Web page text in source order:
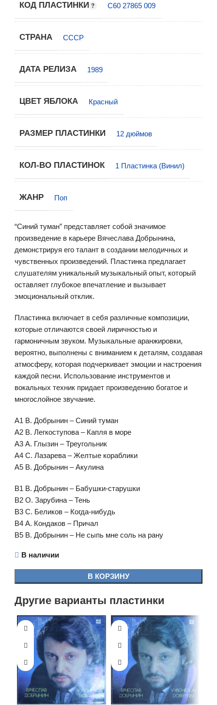
КОД ПЛАСТИНКИ С60 27865 009
СТРАНА СССР
ДАТА РЕЛИЗА 1989
ЦВЕТ ЯБЛОКА Красный
РАЗМЕР ПЛАСТИНКИ 12 дюймов
КОЛ-ВО ПЛАСТИНОК 1 Пластинка (Винил)
ЖАНР Поп
“Синий туман” представляет собой значимое
произведение в карьере Вячеслава Добрынина,
демонстрируя его талант в создании мелодичных и
чувственных произведений. Пластинка предлагает
слушателям уникальный музыкальный опыт, который
оставляет глубокое впечатление и вызывает
эмоциональный отклик.
Пластинка включает в себя различные композиции,
которые отличаются своей лиричностью и
гармоничным звуком. Музыкальные аранжировки,
вероятно, выполнены с вниманием к деталям, создавая
атмосферу, которая подчеркивает эмоции и настроения
каждой песни. Использование инструментов и
вокальных техник придает произведению богатое и
многослойное звучание.
А1 В. Добрынин – Синий туман
А2 В. Легкоступова – Капля в море
А3 А. Глызин – Треугольник
А4 С. Лазарева – Желтые кораблики
А5 В. Добрынин – Акулина
В1 В. Добрынин – Бабушки-старушки
В2 О. Зарубина – Тень
В3 С. Беликов – Когда-нибудь
В4 А. Кондаков – Причал
В5 В. Добрынин – Не сыпь мне соль на рану
В наличии
В КОРЗИНУ
Другие варианты пластинки